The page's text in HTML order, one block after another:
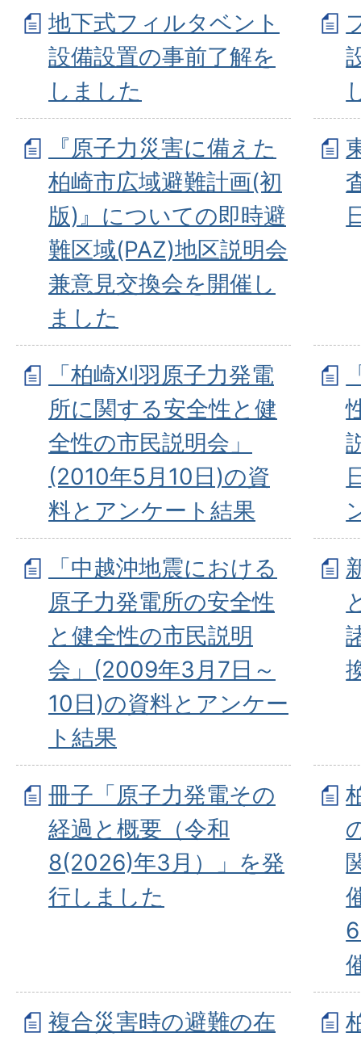
地下式フィルタベント
設備設置の事前了解を
しました
『原子力災害に備えた
柏崎市広域避難計画(初
版)』についての即時避
難区域(PAZ)地区説明会
兼意見交換会を開催し
ました
「柏崎刈羽原子力発電
所に関する安全性と健
全性の市民説明会」
(2010年5月10日)の資
料とアンケート結果
「中越沖地震における
原子力発電所の安全性
と健全性の市民説明
会」(2009年3月7日～
10日)の資料とアンケー
ト結果
冊子「原子力発電その
経過と概要（令和
8(2026)年3月）」を発
行しました
複合災害時の避難の在